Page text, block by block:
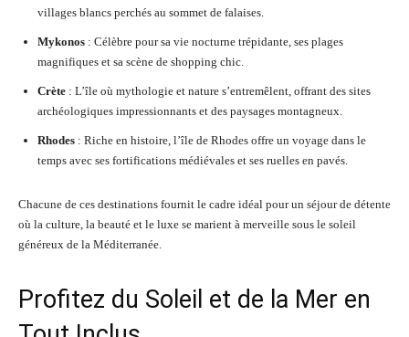
villages blancs perchés au sommet de falaises.
Mykonos : Célèbre pour sa vie nocturne trépidante, ses plages
magnifiques et sa scène de shopping chic.
Crète : L’île où mythologie et nature s’entremêlent, offrant des sites
archéologiques impressionnants et des paysages montagneux.
Rhodes : Riche en histoire, l’île de Rhodes offre un voyage dans le
temps avec ses fortifications médiévales et ses ruelles en pavés.
Chacune de ces destinations fournit le cadre idéal pour un séjour de détente
où la culture, la beauté et le luxe se marient à merveille sous le soleil
généreux de la Méditerranée.
Profitez du Soleil et de la Mer en